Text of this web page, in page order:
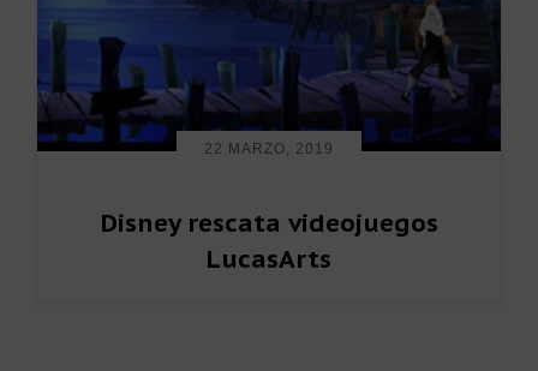
22 MARZO, 2019
Disney rescata videojuegos
LucasArts